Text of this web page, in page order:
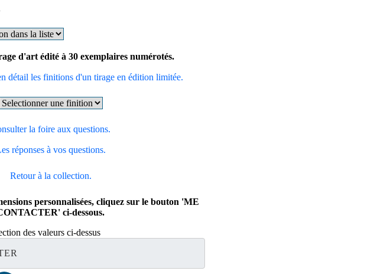
d'art édité à 30 exemplaires numérotés.
détail les finitions d'un tirage en édition limitée.
la foire aux questions.
réponses à vos questions.
Retour à la collection.
personnalisées, cliquez sur le bouton 'ME
ci-dessous.
des valeurs ci-dessus